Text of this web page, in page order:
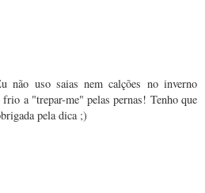
não uso saias nem calções no inverno
a "trepar-me" pelas pernas! Tenho que
pela dica ;)